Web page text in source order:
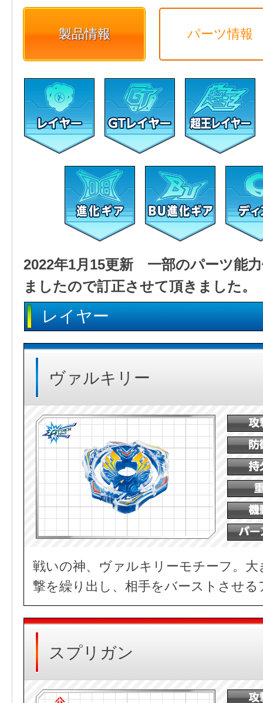
製品情報 パーツ情報
2022年1月15更新 一部のパーツ能
ましたので訂正させて頂きました。
レイヤー
ヴァルキリー
戦いの神、ヴァルキリーモチーフ。
撃を繰り出し、相手をバーストさせ
スプリガン